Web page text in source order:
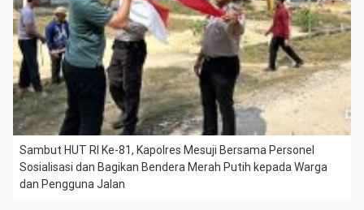
Sambut HUT RI Ke-81, Kapolres Mesuji Bersama Personel
Sosialisasi dan Bagikan Bendera Merah Putih kepada Warga
dan Pengguna Jalan